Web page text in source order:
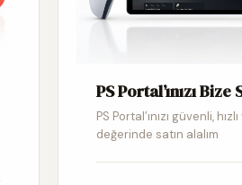
PS Portal’ınızı Bize
PS Portal’ınızı güvenli,
değerinde satın alalım